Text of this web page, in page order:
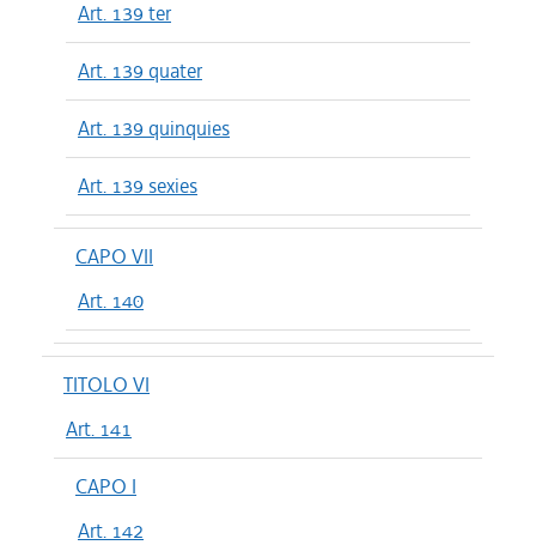
Art. 139 ter
Art. 139 quater
Art. 139 quinquies
Art. 139 sexies
CAPO VII
Art. 140
TITOLO VI
Art. 141
CAPO I
Art. 142